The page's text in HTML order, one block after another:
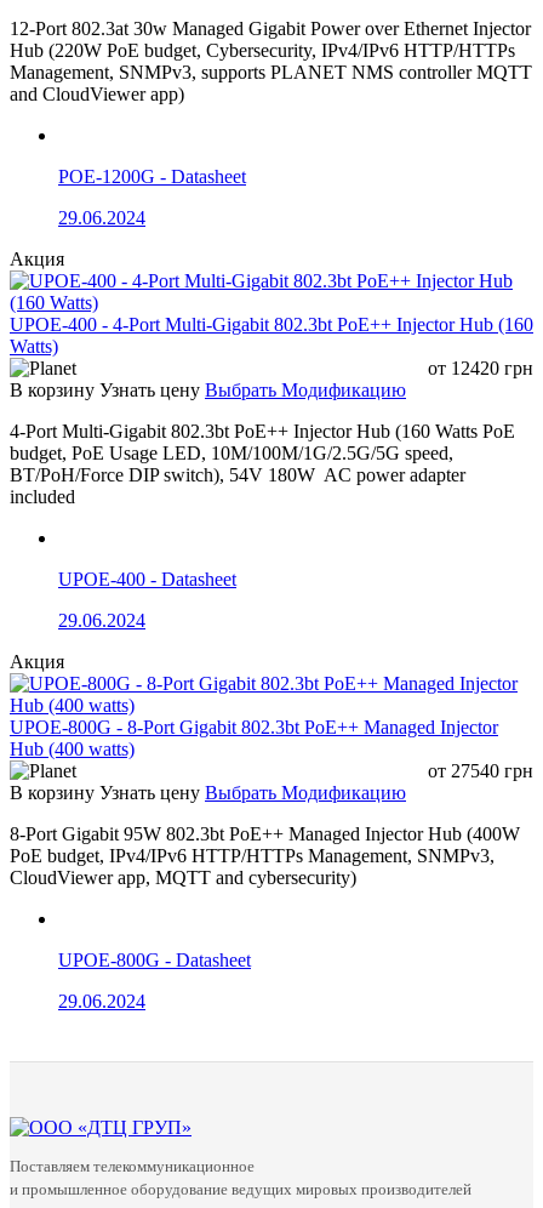
12-Port 802.3at 30w Managed Gigabit Power over Ethernet Injector
Hub (220W PoE budget, Cybersecurity, IPv4/IPv6 HTTP/HTTPs
Management, SNMPv3, supports PLANET NMS controller MQTT
and CloudViewer app)
POE-1200G - Datasheet
29.06.2024
Акция
UPOE-400 - 4-Port Multi-Gigabit 802.3bt PoE++ Injector Hub (160
Watts)
от 12420 грн
В корзину Узнать цену Выбрать Модификацию
4-Port Multi-Gigabit 802.3bt PoE++ Injector Hub (160 Watts PoE
budget, PoE Usage LED, 10M/100M/1G/2.5G/5G speed,
BT/PoH/Force DIP switch), 54V 180W AC power adapter
included
UPOE-400 - Datasheet
29.06.2024
Акция
UPOE-800G - 8-Port Gigabit 802.3bt PoE++ Managed Injector
Hub (400 watts)
от 27540 грн
В корзину Узнать цену Выбрать Модификацию
8-Port Gigabit 95W 802.3bt PoE++ Managed Injector Hub (400W
PoE budget, IPv4/IPv6 HTTP/HTTPs Management, SNMPv3,
CloudViewer app, MQTT and cybersecurity)
UPOE-800G - Datasheet
29.06.2024
Поставляем телекоммуникационное
и промышленное оборудование ведущих мировых производителей